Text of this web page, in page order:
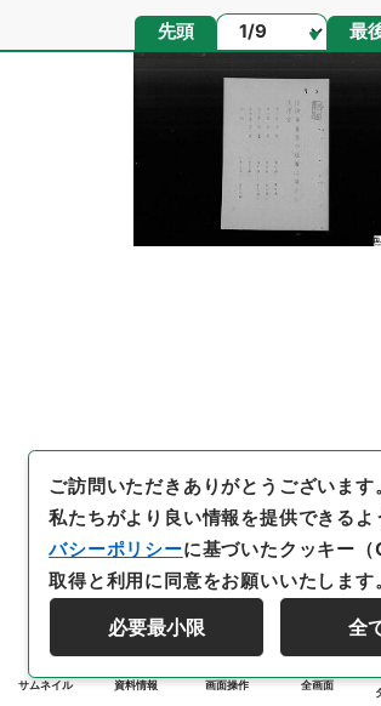
先頭 ページ 最
サムネイル 資料情報 画面操作 全画面
ご訪問いただきありがとうございます
私たちがより良い情報を提供できるよ
バシーポリシーに基づいたクッキー
取得と利用に同意をお願いいたします
必要最小限 全